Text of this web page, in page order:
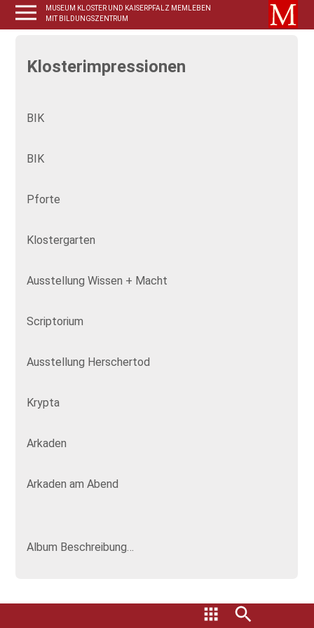
MUSEUM KLOSTER UND KAISERPFALZ MEMLEBEN
MIT BILDUNGSZENTRUM
Klosterimpressionen
BIK
BIK
Pforte
Klostergarten
Ausstellung Wissen + Macht
Scriptorium
Ausstellung Herschertod
Krypta
Arkaden
Arkaden am Abend
Album Beschreibung…